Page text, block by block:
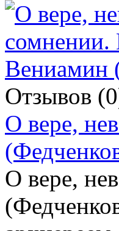
Отзывов
О вере,
О вере,